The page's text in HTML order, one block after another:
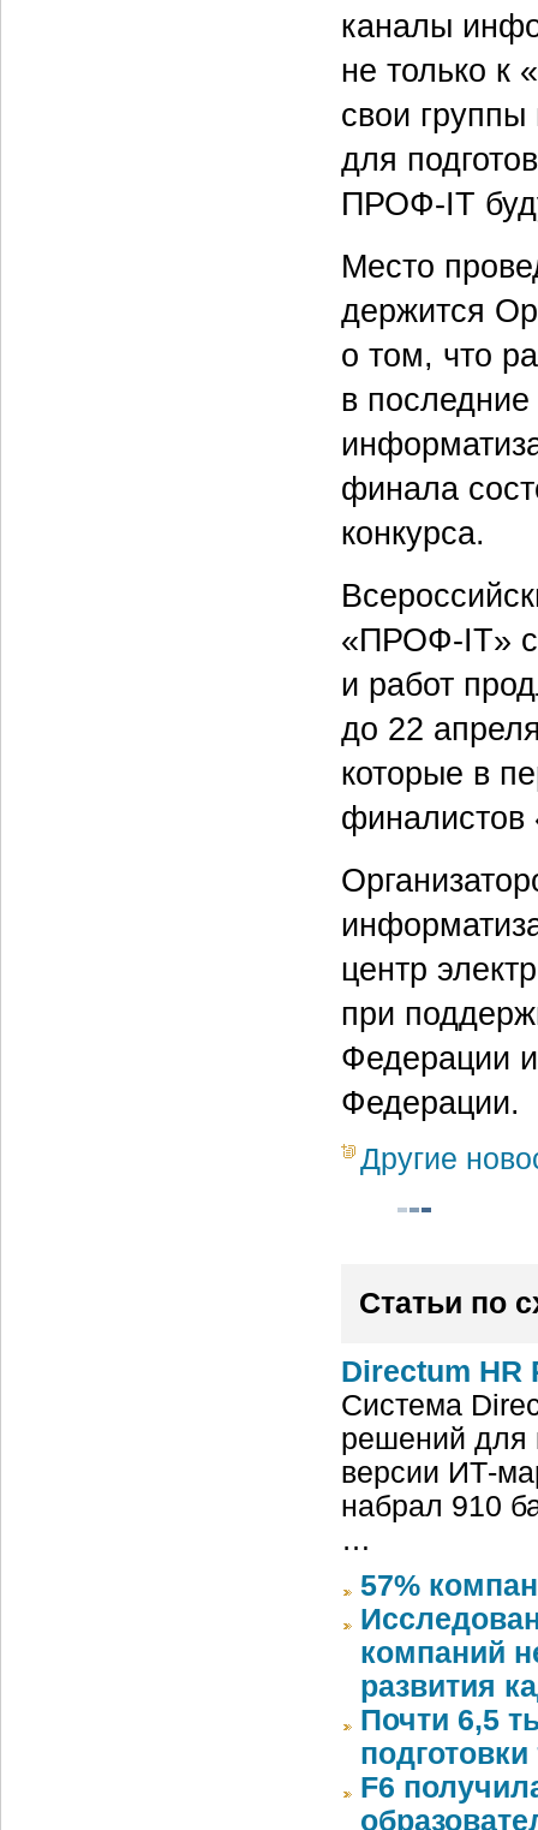
каналы
не только
свои
для
ПРОФ-IT
Место
держится
о том, что
в последние
финала
конкурса.
«ПРОФ-IT»
и работ
до 22
которые в
центр
при
Федерации
Федерации.
Другие
Статьи по
Directum HR
Система
решений для
версии ИТ-
набрал 910
…
57%
компаний
развития
Почти 6,5
F6